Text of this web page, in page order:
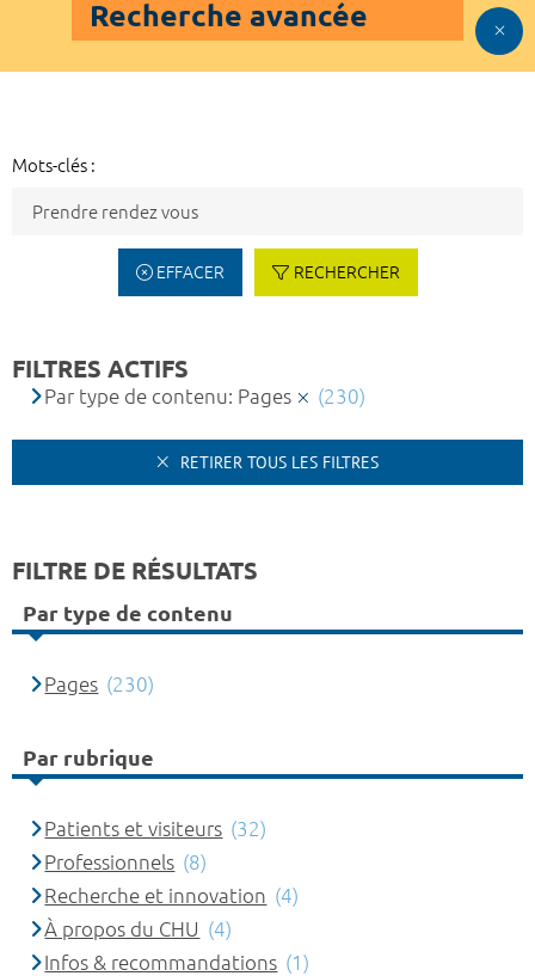
Recherche avancée
Mots-clés :
EFFACER RECHERCHER
FILTRES ACTIFS
Par type de contenu: Pages (230)
RETIRER TOUS LES FILTRES
FILTRE DE RÉSULTATS
Par type de contenu
Pages (230)
Par rubrique
Patients et visiteurs (32)
Professionnels (8)
Recherche et innovation (4)
À propos du CHU (4)
Infos & recommandations (1)